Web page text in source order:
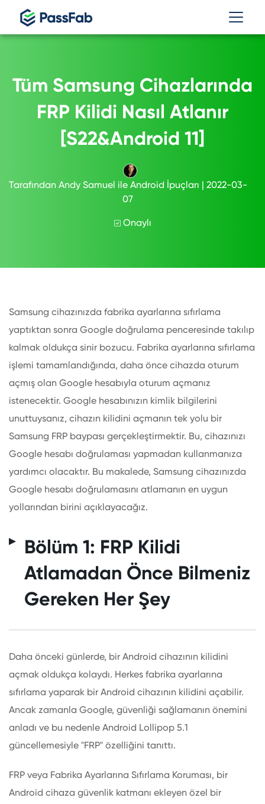
Tüm Samsung Cihazlarında
FRP Kilidi Nasıl Atlanır
[S22&Android 11]
TarafındanAndy Samuel ileAndroid İpuçları | 2022-03-
07
Onaylı
Samsung cihazınızda fabrika ayarlarına sıfırlama
yaptıktan sonra Google doğrulama penceresinde takılıp
kalmak oldukça sinir bozucu. Fabrika ayarlarına sıfırlama
işlemi tamamlandığında, daha önce cihazda oturum
açmış olan Google hesabıyla oturum açmanız
istenecektir. Google hesabınızın kimlik bilgilerini
unuttuysanız, cihazın kilidini açmanın tek yolu bir
Samsung FRP baypası gerçekleştirmektir. Bu, cihazınızı
Google hesabı doğrulaması yapmadan kullanmanıza
yardımcı olacaktır. Bu makalede, Samsung cihazınızda
Google hesabı doğrulamasını atlamanın en uygun
yollarından birini açıklayacağız.
Bölüm 1: FRP Kilidi
Atlamadan Önce Bilmeniz
Gereken Her Şey
Daha önceki günlerde, bir Android cihazının kilidini
açmak oldukça kolaydı. Herkes fabrika ayarlarına
sıfırlama yaparak bir Android cihazının kilidini açabilir.
Ancak zamanla Google, güvenliği sağlamanın önemini
anladı ve bu nedenle Android Lollipop 5.1
güncellemesiyle "FRP" özelliğini tanıttı.
FRP veya Fabrika Ayarlarına Sıfırlama Koruması, bir
Android cihaza güvenlik katmanı ekleyen özel bir